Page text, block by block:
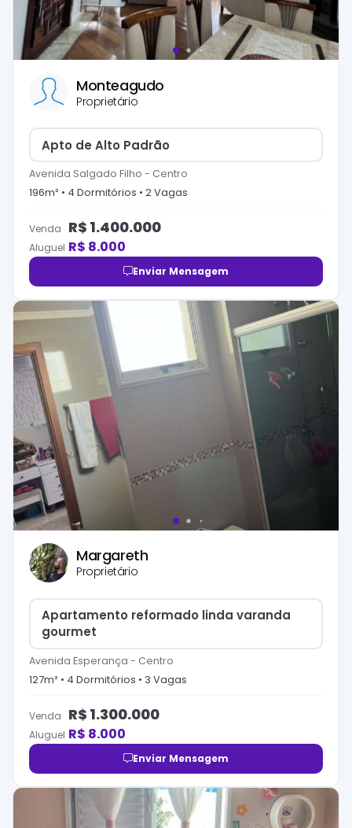
Monteagudo
Proprietário
Apto de Alto Padrão
Avenida Salgado Filho - Centro
196m² • 4 Dormitórios • 2Vagas
Venda R$ 1.400.000
Aluguel R$ 8.000
Enviar Mensagem
Margareth
Proprietário
Apartamento reformado linda varanda
gourmet
Avenida Esperança - Centro
127m² • 4 Dormitórios • 3 Vagas
Venda R$ 1.300.000
Aluguel R$ 8.000
Enviar Mensagem